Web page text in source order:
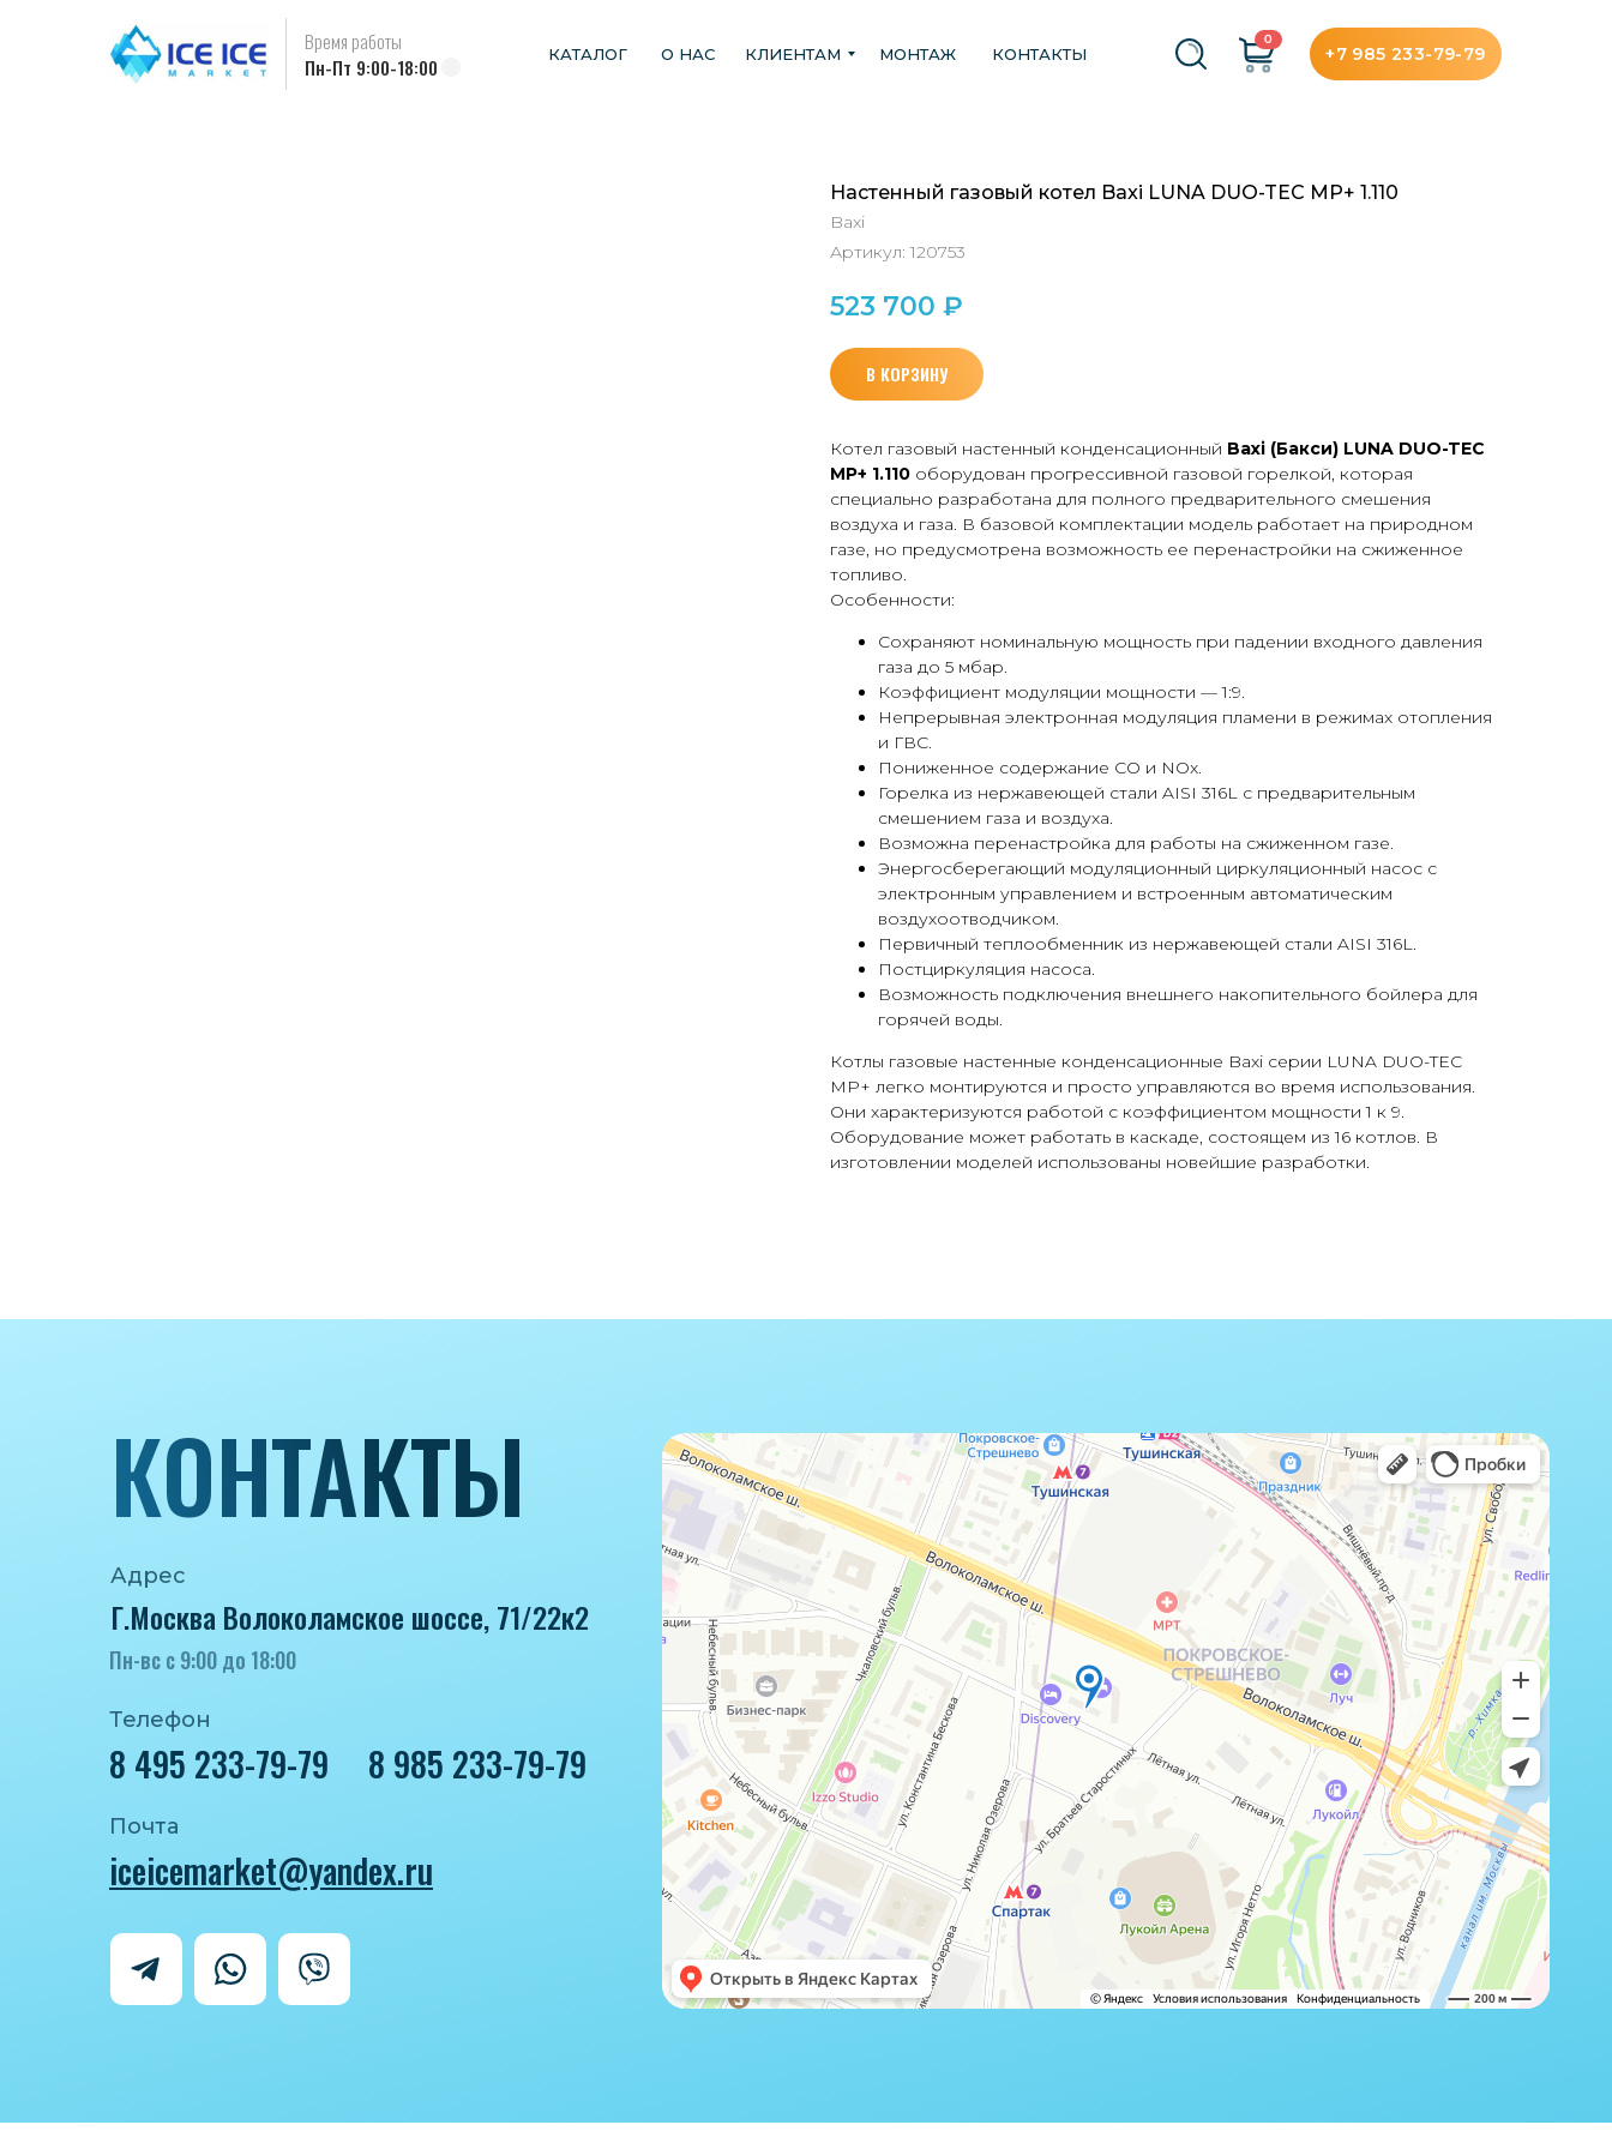
КАТАЛОГ О НАС КЛИЕНТАМ МОНТАЖ КОНТАКТЫ
0
+7 985 233-79-79
Пн-Пт 9:00-18:00
Время работы
Настенный газовый котел Baxi LUNA DUO-TEC MP+ 1.110
Baxi
Артикул: 120753
523 700 ₽
В КОРЗИНУ
Котел газовый настенный конденсационный Baxi (Бакси) LUNA DUO-TEC
MP+ 1.110 оборудован прогрессивной газовой горелкой, которая
специально разработана для полного предварительного смешения
воздуха и газа. В базовой комплектации модель работает на природном
газе, но предусмотрена возможность ее перенастройки на сжиженное
топливо.
Особенности:
Сохраняют номинальную мощность при падении входного давления
газа до 5 мбар.
Коэффициент модуляции мощности — 1:9.
Непрерывная электронная модуляция пламени в режимах отопления
и ГВС.
Пониженное содержание СО и NOx.
Горелка из нержавеющей стали AISI 316L с предварительным
смешением газа и воздуха.
Возможна перенастройка для работы на сжиженном газе.
Энергосберегающий модуляционный циркуляционный насос с
электронным управлением и встроенным автоматическим
воздухоотводчиком.
Первичный теплообменник из нержавеющей стали AISI 316L.
Постциркуляция насоса.
Возможность подключения внешнего накопительного бойлера для
горячей воды.
Котлы газовые настенные конденсационные Baxi серии LUNA DUO-TEC
MP+ легко монтируются и просто управляются во время использования.
Они характеризуются работой с коэффициентом мощности 1 к 9.
Оборудование может работать в каскаде, состоящем из 16 котлов. В
изготовлении моделей использованы новейшие разработки.
Адрес
Г.Москва Волоколамское шоссе, 71/22к2
Пн-вс с 9:00 до 18:00
Телефон
8 495 233-79-79
Почта
iceicemarket@yandex.ru
8 985 233-79-79
КОНТАКТЫ